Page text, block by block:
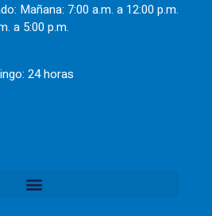
Mañana: 7:00 a.m. a 12:00 p.m.
a 5:00 p.m.
24 horas